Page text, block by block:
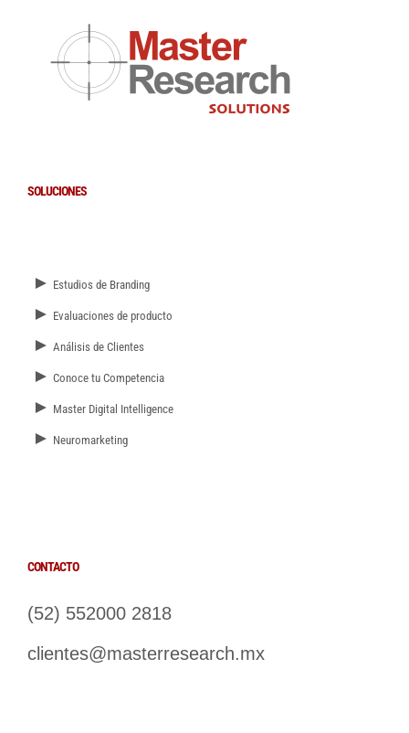
SOLUCIONES
► Estudios de Branding
► Evaluaciones de producto
► Análisis de Clientes
► Conoce tu Competencia
► Master Digital Intelligence
► Neuromarketing
CONTACTO
(52) 552000 2818
clientes@masterresearch.mx